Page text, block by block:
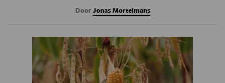
DoorJonas Mortelmans